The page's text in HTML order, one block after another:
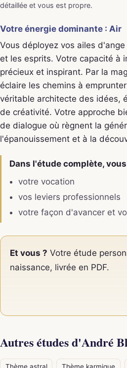
détaillée et vous est propre.
Votre énergie dominante : Air
Vous déployez vos ailes
et les esprits. Votre capacité à
précieux et inspirant. Par la
éclaire les chemins à
véritable architecte des idées,
de créativité. Votre approche
de dialogue où règnent la
l'épanouissement et à la
Dans l'étude complète,
votre vocation
vos leviers professionnels
votre façon d'avancer et
Et vous ? Votre étude
naissance, livrée en PDF.
Autres études d'André
Thème astral Thème karmique